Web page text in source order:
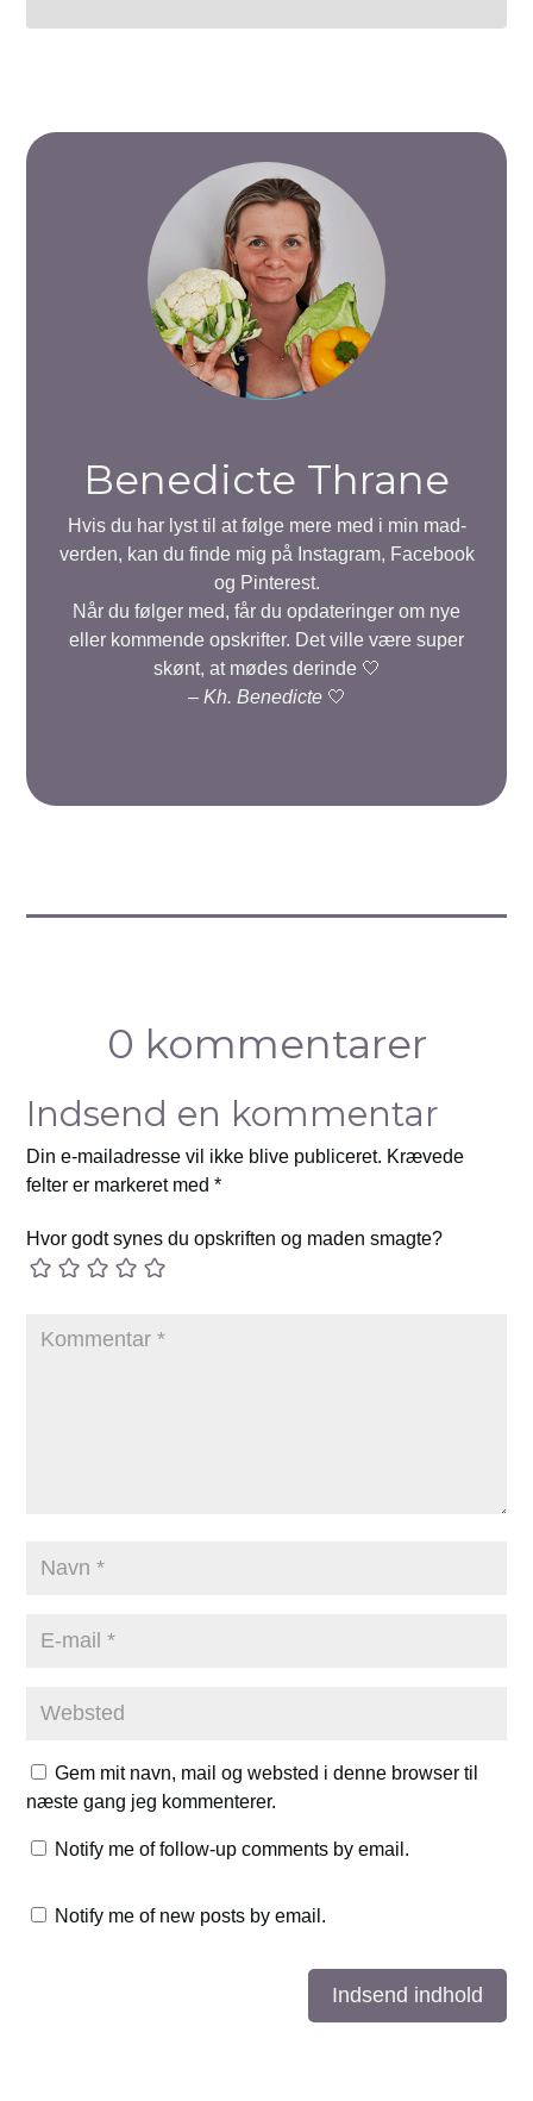
Benedicte Thrane
Hvis du har lyst til at følge mere med i min mad-
verden, kan du finde mig på Instagram, Facebook
og Pinterest.
Når du følger med, får du opdateringer om nye
eller kommende opskrifter. Det ville være super
skønt, at mødes derinde 🤍
– Kh. Benedicte🤍
0 kommentarer
Indsend en kommentar
Din e-mailadresse vil ikke blive publiceret. Krævede
felter er markeret med*
Hvor godt synes du opskriften og maden smagte?
Gem mit navn, mail og websted i denne browser til
næste gang jeg kommenterer.
Notify me of follow-up comments by email.
Notify me of new posts by email.
Indsend indhold